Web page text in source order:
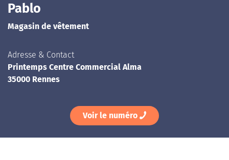
Pablo
Magasin de vêtement
Adresse & Contact
Printemps Centre Commercial Alma
35000 Rennes
Voir le numéro